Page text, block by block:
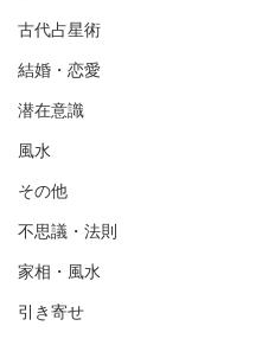
古代占星術
結婚・恋愛
潜在意識
風水
その他
不思議・法則
家相・風水
引き寄せ